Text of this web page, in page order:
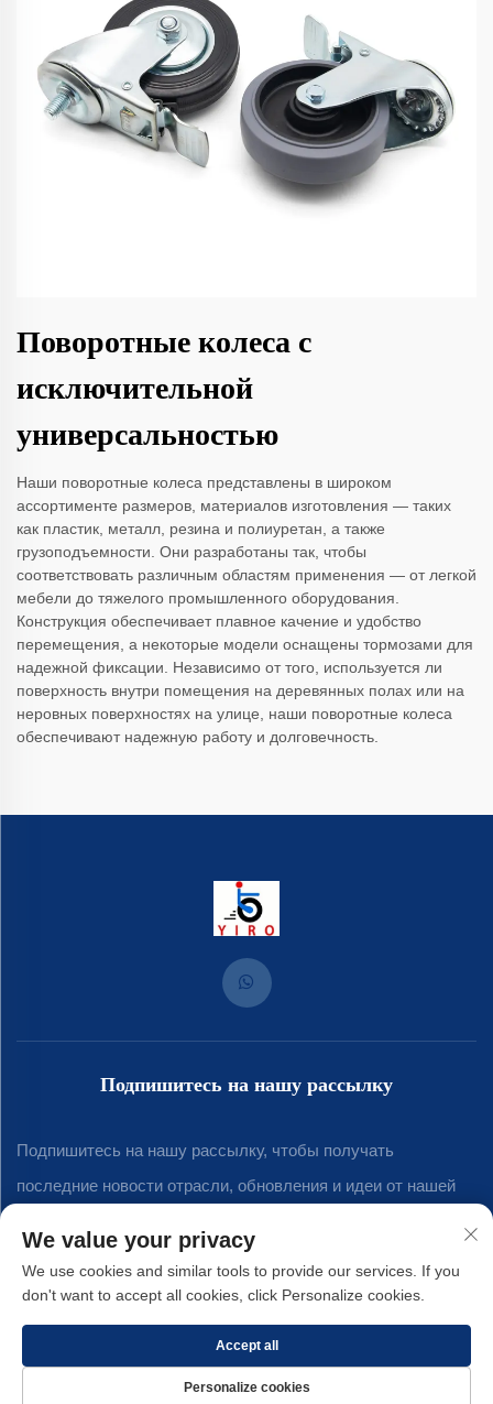
Поворотные колеса с
исключительной
универсальностью
Наши поворотные колеса представлены в широком
ассортименте размеров, материалов изготовления — таких
как пластик, металл, резина и полиуретан, а также
грузоподъемности. Они разработаны так, чтобы
соответствовать различным областям применения — от легкой
мебели до тяжелого промышленного оборудования.
Конструкция обеспечивает плавное качение и удобство
перемещения, а некоторые модели оснащены тормозами для
надежной фиксации. Независимо от того, используется ли
поверхность внутри помещения на деревянных полах или на
неровных поверхностях на улице, наши поворотные колеса
обеспечивают надежную работу и долговечность.
Подпишитесь на нашу рассылку
Подпишитесь на нашу рассылку, чтобы получать
последние новости отрасли, обновления и идеи от нашей
Подписаться
Политика конфиденциальности
We value your privacy
We use cookies and similar tools to provide our services. If you
don't want to accept all cookies, click Personalize cookies.
Personalize cookies
Accept all